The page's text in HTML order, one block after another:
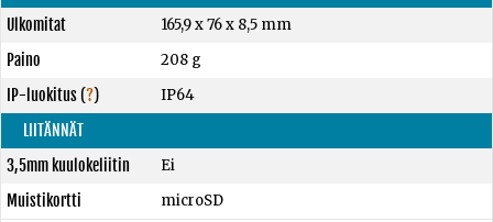
Ulkomitat
165,9 x 76 x 8,5 mm
Paino
208 g
IP-luokitus(?)
IP64
LIITÄNNÄT
3,5mm kuulokeliitin
Ei
Muistikortti
microSD